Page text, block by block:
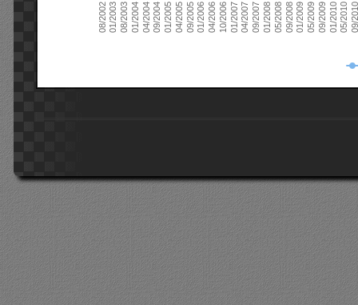
08/200201/200308/200301/200404/200409/200401/200504/200509/200501/200604/200610/200601/200704/200709/200701/200805/200809/200801/200905/200909/200901/201005/201009/